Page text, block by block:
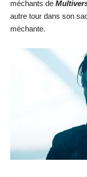
méchants de
autre tour dans son
méchante.